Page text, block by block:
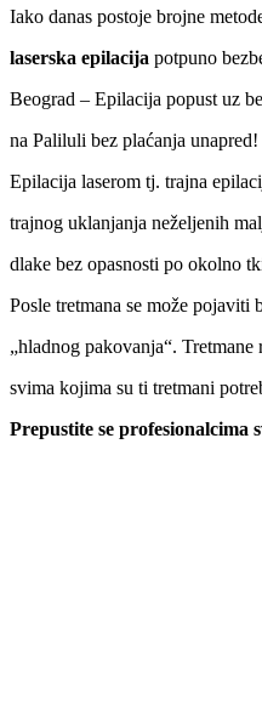
Iako danas postoje brojne
laserska epilacija potpuno
Beograd – Epilacija popust uz
na Paliluli bez plaćanja unapred!
Epilacija laserom tj. trajna
trajnog uklanjanja neželjenih
dlake bez opasnosti po okolno
Posle tretmana se može
„hladnog pakovanja“.
svima kojima su ti tretmani
Prepustite se profesionalcima